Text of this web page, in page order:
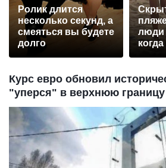
Ролик длится
несколько секунд, а
смеяться вы будете
долго
люди
Курс евро обновил
"уперся" в верхнюю границу